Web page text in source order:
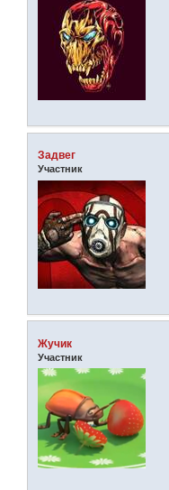
Задвег
Участник
Жучик
Участник